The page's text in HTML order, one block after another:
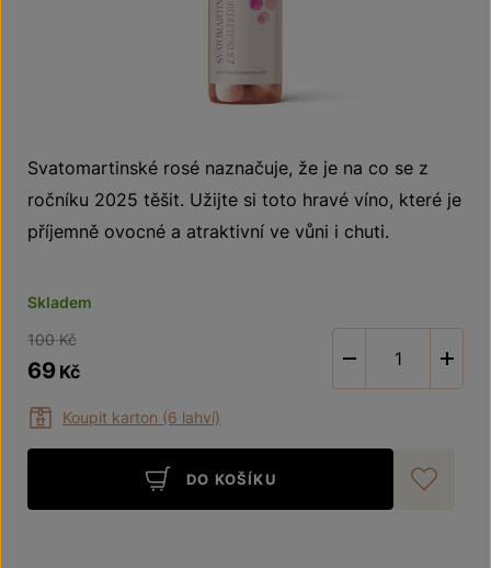
Svatomartinské rosé naznačuje, že je na co se z
ročníku 2025 těšit. Užijte si toto hravé víno, které je
příjemně ovocné a atraktivní ve vůni i chuti.
Skladem
100 Kč
69 Kč
Koupit karton (6 lahví)
-
DO KOŠÍKU